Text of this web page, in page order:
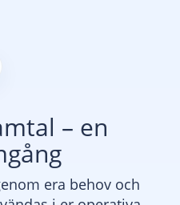
– en
era behov och